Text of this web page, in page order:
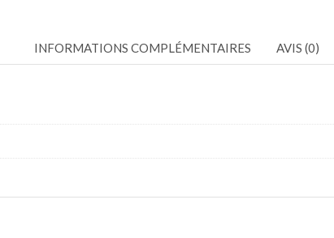
INFORMATIONS COMPLÉMENTAIRES AVIS (0)